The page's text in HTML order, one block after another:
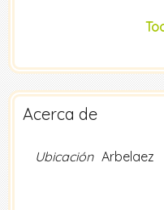
Acerca de
Ubicación Arbelaez